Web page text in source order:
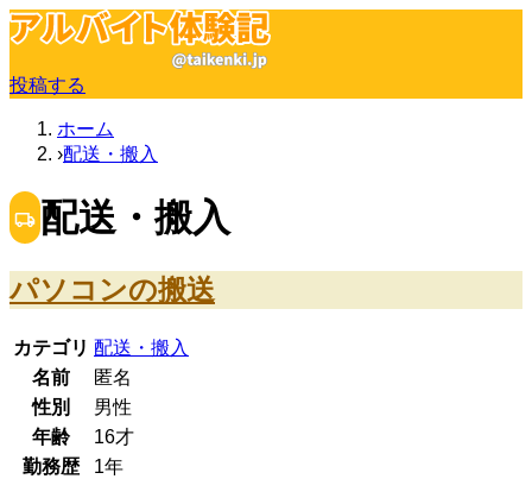
投稿する
ホーム
配送・搬入
配送・搬入
パソコンの搬送
カテゴリ 配送・搬入
名前
匿名
性別
男性
年齢
16才
勤務歴
1年